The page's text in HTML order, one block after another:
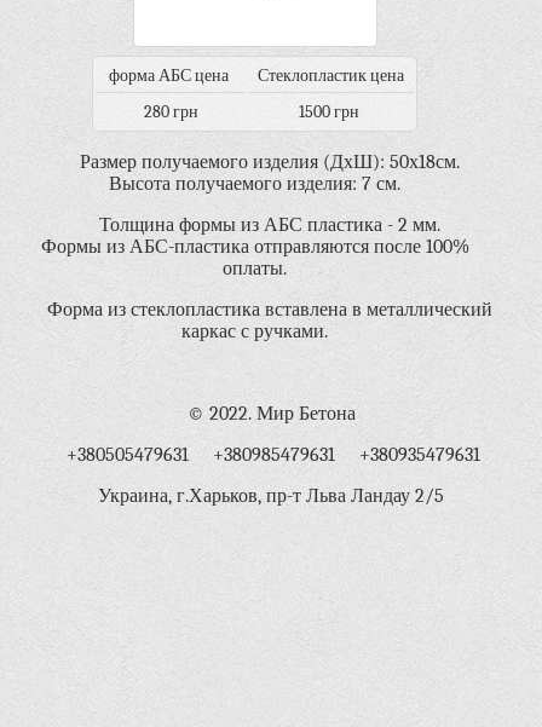
форма АБС цена
Стеклопластик цена
280 грн
1500 грн
Размер получаемого изделия (ДхШ): 50х18см.
Высота получаемого изделия: 7 см.
Толщина формы из АБС пластика - 2 мм.
Формы из АБС-пластика отправляются после 100%
оплаты.
Форма из стеклопластика вставлена в металлический
каркас с ручками.
© 2022. Мир Бетона
+380505479631 +380985479631 +380935479631
Украина, г.Харьков, пр-т Льва Ландау 2/5